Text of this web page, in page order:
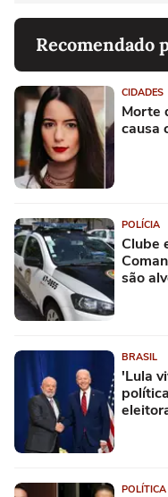
Recomendado
CIDADES
Morte
causa
POLÍCIA
Clube
são
BRASIL
'Lula
POLÍTICA